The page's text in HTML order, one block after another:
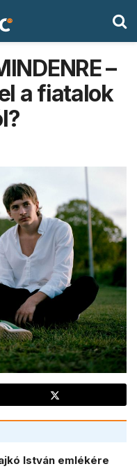
–
a fiatalok
István emlékére